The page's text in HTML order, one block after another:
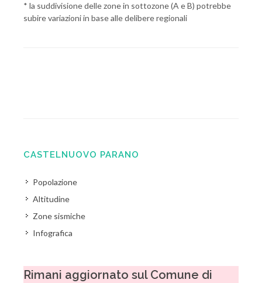
* la suddivisione delle zone in sottozone (A e B) potrebbe
subire variazioni in base alle delibere regionali
CASTELNUOVO PARANO
Popolazione
Altitudine
Zone sismiche
Infografica
Rimani aggiornato sul Comune di